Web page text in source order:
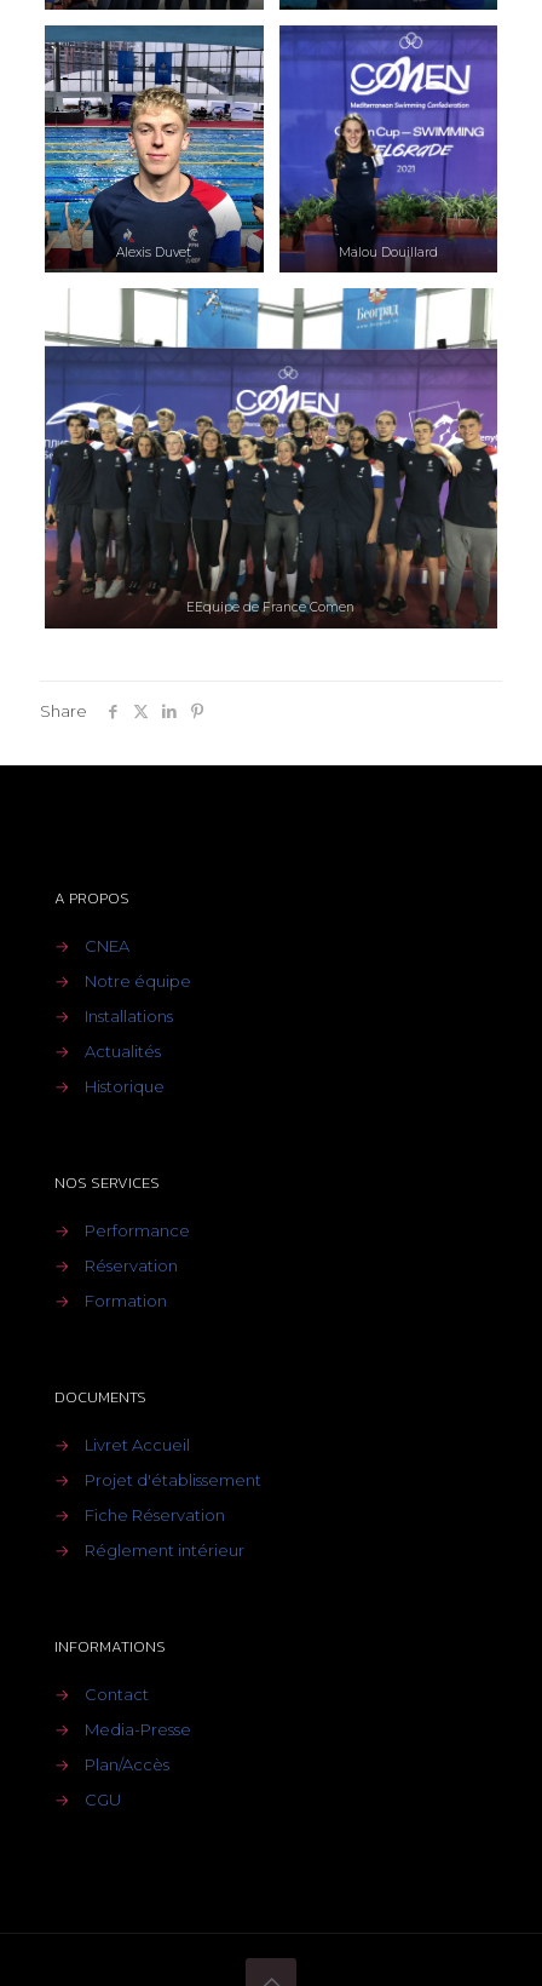
Alexis Duvet Malou Douillard
EEquipe de France Comen
Share
A PROPOS
→
CNEA
→
Notre équipe
→
Installations
→
Actualités
→
Historique
NOS SERVICES
→
Performance
→
Réservation
→
Formation
DOCUMENTS
→
Livret Accueil
→
Projet d'établissement
→
Fiche Réservation
→
Réglement intérieur
INFORMATIONS
→
Contact
→
Media-Presse
→
Plan/Accès
→
CGU